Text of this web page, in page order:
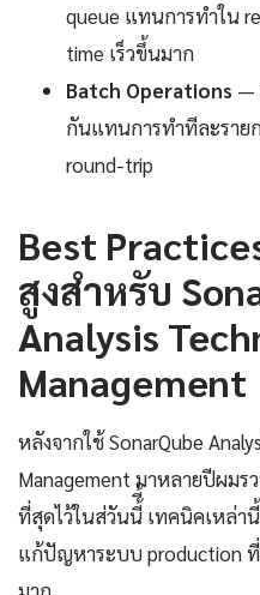
queue แทนการทำใน
time เร็วขึ้นมาก
Batch Operations —
กันแทนการทำทีละราย
round-trip
Best
สูงสำหรับ
Analysis
Management
หลังจากใช้ SonarQube
Management มาหลายปีผม
ที่สุดไว้ในส่วันนี้ี้ เทคนิคเหล่า
แก้ปัญหาระบบ production